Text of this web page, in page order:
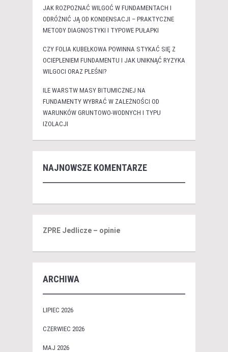
JAK ROZPOZNAĆ WILGOĆ W FUNDAMENTACH I
ODRÓŻNIĆ JĄ OD KONDENSACJI – PRAKTYCZNE
METODY DIAGNOSTYKI I TYPOWE PUŁAPKI
CZY FOLIA KUBEŁKOWA POWINNA STYKAĆ SIĘ Z
OCIEPLENIEM FUNDAMENTU I JAK UNIKNĄĆ RYZYKA
WILGOCI ORAZ PLEŚNI?
ILE WARSTW MASY BITUMICZNEJ NA
FUNDAMENTY WYBRAĆ W ZALEŻNOŚCI OD
WARUNKÓW GRUNTOWO-WODNYCH I TYPU
IZOLACJI
NAJNOWSZE KOMENTARZE
ZPRE Jedlicze – opinie
ARCHIWA
LIPIEC 2026
CZERWIEC 2026
MAJ 2026